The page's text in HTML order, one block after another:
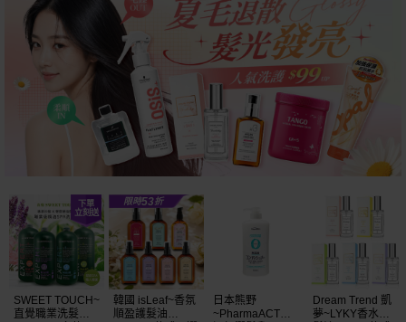
SWEET TOUCH~
直覺職業洗髮精
韓國 isLeaf~香氛
順盈護髮油
日本熊野
~PharmaACT無
Dream Trend 凱
夢~LYKY香水護